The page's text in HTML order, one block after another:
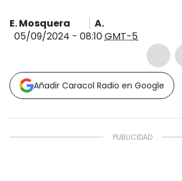
E. Mosquera
A.
05/09/2024 - 08:10GMT-5
Añadir Caracol Radio en Google